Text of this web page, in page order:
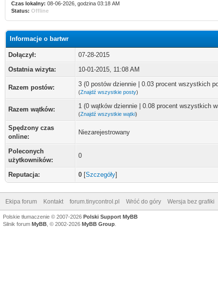
Czas lokalny: 08-06-2026, godzina 03:18 AM
Status: Offline
Informacje o bartwr
Dołączył:
07-28-2015
Ostatnia wizyta:
10-01-2015, 11:08 AM
Razem postów: 3 (0 postów dziennie | 0.03 procent wszystkich
(Znajdź wszystkie posty)
Razem wątków: 1 (0 wątków dziennie | 0.08 procent wszystkich
(Znajdź wszystkie wątki)
Spędzony czas
online:
Niezarejestrowany
Poleconych
użytkowników:
0
Reputacja: 0 [Szczegóły]
Ekipa forum Kontakt forum.tinycontrol.pl Wróć do góry Wersja bez grafiki
Polskie tłumaczenie © 2007-2026 Polski Support MyBB
Silnik forum MyBB , © 2002-2026 MyBB Group